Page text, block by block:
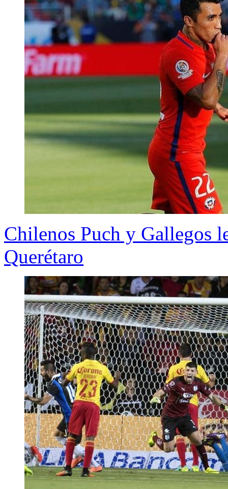
Chilenos Puch y Gallegos
Querétaro